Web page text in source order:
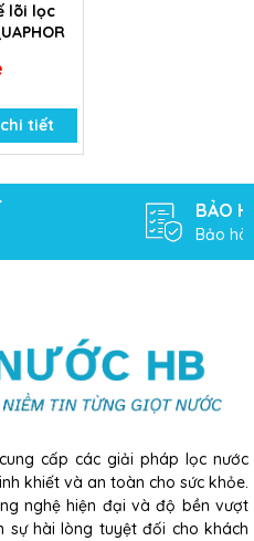
lõi lọc
tiết
BẢO
Bảo
cấp các giải pháp lọc nước
khiết và an toàn cho sức khỏe.
nghệ hiện đại và độ bền vượt
sự hài lòng tuyệt đối cho khách